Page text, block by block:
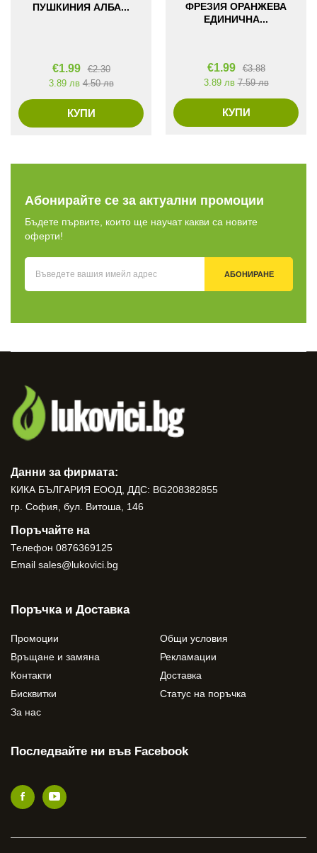
ПУШКИНИЯ АЛБА...
€1.99 €2.30
3.89 лв 4.50 лв
КУПИ
ФРЕЗИЯ ОРАНЖЕВА
ЕДИНИЧНА...
€1.99 €3.88
3.89 лв 7.59 лв
КУПИ
Абонирайте се за актуални промоции
Бъдете първите, които ще научат какви са новите
оферти!
АБОНИРАНЕ
Данни за фирмата:
КИКА БЪЛГАРИЯ ЕООД, ДДС: BG208382855
гр. София, бул. Витоша, 146
Поръчайте на
Телефон 0876369125
Email sales@lukovici.bg
Поръчка и Доставка
Промоции
Общи условия
Връщане и замяна
Рекламации
Контакти
Доставка
Бисквитки
Статус на поръчка
За нас
Последвайте ни във Facebook